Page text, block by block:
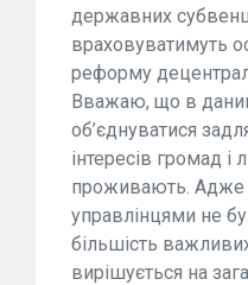
державних
враховуватимуть
реформу
Вважаю, що в
об’єднуватися
інтересів громад і
проживають. Адже
управлінцями не
більшість
вирішується на